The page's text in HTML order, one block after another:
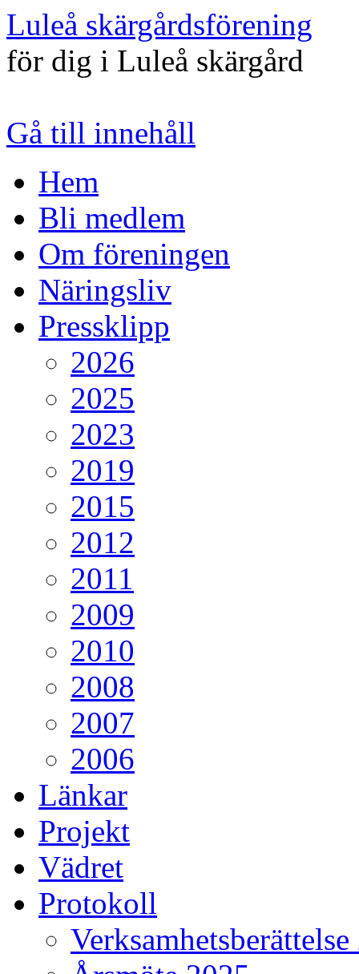
Luleå skärgårdsförening
för dig i Luleå skärgård
Gå till innehåll
Hem
Bli medlem
Om föreningen
Näringsliv
Pressklipp
2026
2025
2023
2019
2015
2012
2011
2009
2010
2008
2007
2006
Länkar
Projekt
Vädret
Protokoll